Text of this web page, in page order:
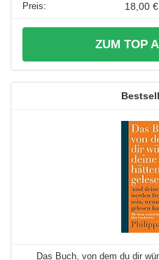
18,00 €
ZUM TOP
Das Buch, von dem du dir